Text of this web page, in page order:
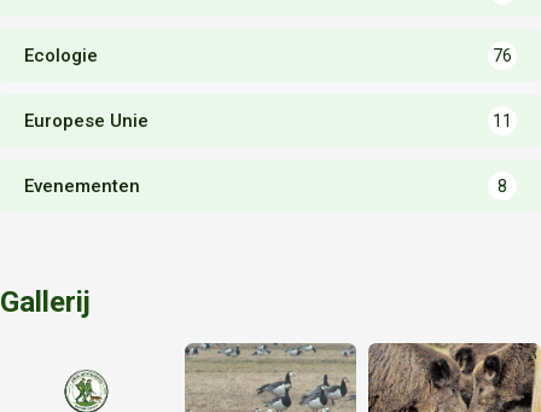
Ecologie 76
Europese Unie 11
Evenementen 8
Gallerij